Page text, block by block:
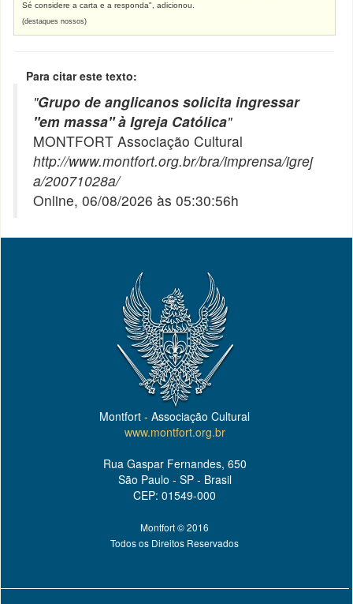
Sé considere a carta e a responda", adicionou.
(destaques nossos)
Para citar este texto:
"Grupo de anglicanos solicita ingressar
"em massa" à Igreja Católica"
MONTFORT Associação Cultural
http://www.montfort.org.br/bra/imprensa/igrej
a/20071028a/
Online, 06/08/2026 às 05:30:56h
Montfort - Associação Cultural
www.montfort.org.br
Rua Gaspar Fernandes, 650
São Paulo - SP - Brasil
CEP: 01549-000
Montfort © 2016
Todos os Direitos Reservados